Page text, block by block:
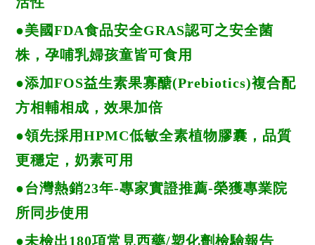
●美國FDA食品安全GRAS認可之安全菌
株，孕哺乳婦孩童皆可食用
●添加FOS益生素果寡醣(Prebiotics)複合配
方相輔相成，效果加倍
●領先採用HPMC低敏全素植物膠囊，品質
更穩定，奶素可用
●台灣熱銷23年-專家實證推薦-榮獲專業院
所同步使用
●未檢出180項常見西藥/塑化劑檢驗報告